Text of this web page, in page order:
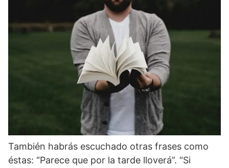
También habrás escuchado otras frases como
éstas: “Parece que por la tarde lloverá”. “Si